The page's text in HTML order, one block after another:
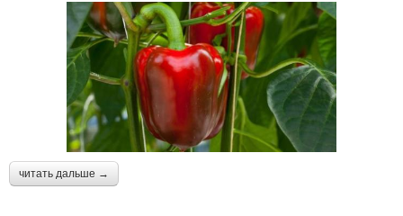
читать дальше →